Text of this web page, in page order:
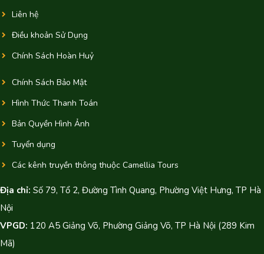
Liên hệ
Điều khoản Sử Dụng
Chính Sách Hoàn Huỷ
Chính Sách Bảo Mật
Hình Thức Thanh Toán
Bản Quyền Hình Ảnh
Tuyển dụng
Các kênh truyền thông thuộc Camellia Tours
Địa chỉ: Số 79, Tổ 2, Đường Tình Quang, Phường Việt Hưng, TP Hà
Nội
VPGD: 120 A5 Giảng Võ, Phường Giảng Võ, TP Hà Nội (289 Kim
Mã)